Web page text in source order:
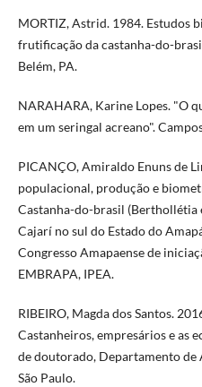
MORTIZ, Astrid. 1984. Estudos
frutificação da castanha-do-
Belém, PA.
NARAHARA, Karine Lopes. "O
em um seringal acreano".
PICANÇO, Amiraldo Enuns de
populacional, produção e
Castanha-do-brasil (Berthollétia
Cajarí no sul do Estado do
Congresso Amapaense de
EMBRAPA, IPEA.
RIBEIRO, Magda dos Santos.
Castanheiros, empresários e as
de doutorado, Departamento
São Paulo.